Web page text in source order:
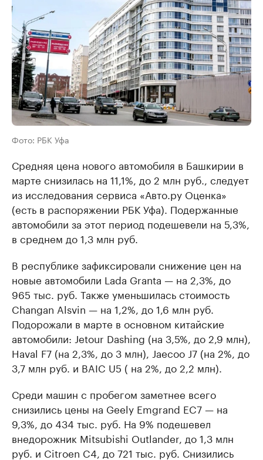
Фото: РБК Уфа
Средняя цена нового автомобиля в Башкирии в
марте снизилась на 11,1%, до 2 млн руб., следует
из исследования сервиса «Авто.ру Оценка»
(есть в распоряжении РБК Уфа). Подержанные
автомобили за этот период подешевели на 5,3%,
в среднем до 1,3 млн руб.
В республике зафиксировали снижение цен на
новые автомобили Lada Granta — на 2,3%, до
965 тыс. руб. Также уменьшилась стоимость
Changan Alsvin — на 1,2%, до 1,6 млн руб.
Подорожали в марте в основном китайские
автомобили: Jetour Dashing (на 3,5%, до 2,9 млн),
Haval F7 (на 2,3%, до 3 млн), Jaecoo J7 (на 2%, до
3,7 млн руб. и BAIC U5 ( на 2%, до 2,2 млн).
Среди машин с пробегом заметнее всего
снизились цены на Geely Emgrand EC7 — на
9,3%, до 434 тыс. руб. На 9% подешевел
внедорожник Mitsubishi Outlander, до 1,3 млн
руб. и Citroen C4, до 721 тыс. руб. Снизились